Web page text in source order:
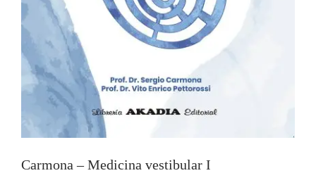
Carmona – Medicina vestibular I